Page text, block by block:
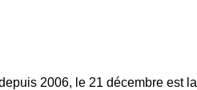
2006, le 21 décembre est la